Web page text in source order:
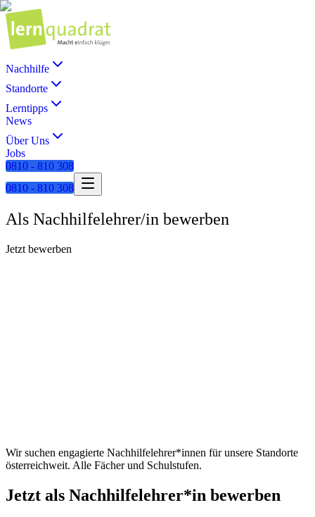
Nachhilfe
Standorte
Lerntipps
News
Über Uns
Jobs
0810 - 810 308
0810 - 810 308
Als Nachhilfelehrer/in bewerben
Jetzt bewerben
Wir suchen engagierte Nachhilfelehrer*innen für unsere Standorte
österreichweit. Alle Fächer und Schulstufen.
Jetzt als Nachhilfelehrer*in bewerben